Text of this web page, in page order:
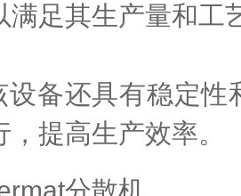
满足其生产量和工
还具有稳定性
提高生产效率。